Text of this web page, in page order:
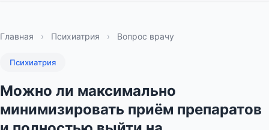
Главная › Психиатрия › Вопрос врачу
Психиатрия
Можно ли максимально
минимизировать приём препаратов